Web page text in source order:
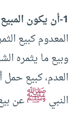
1- أن يكون
المعدوم كبيع
وبيع ما يثمره
العدم، كبيع حمل
النبيﷺعن